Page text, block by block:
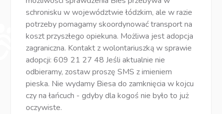
schronisku w województwie łódzkim, ale w razie
potrzeby pomagamy skoordynować transport na
koszt przyszłego opiekuna. Możliwa jest adopcja
zagraniczna. Kontakt z wolontariuszką w sprawie
adopcji: 609 21 27 48 Jeśli aktualnie nie
odbieramy, zostaw proszę SMS z imieniem
pieska. Nie wydamy Biesa do zamknięcia w kojcu
czy na łańcuch - gdyby dla kogoś nie było to już
oczywiste.